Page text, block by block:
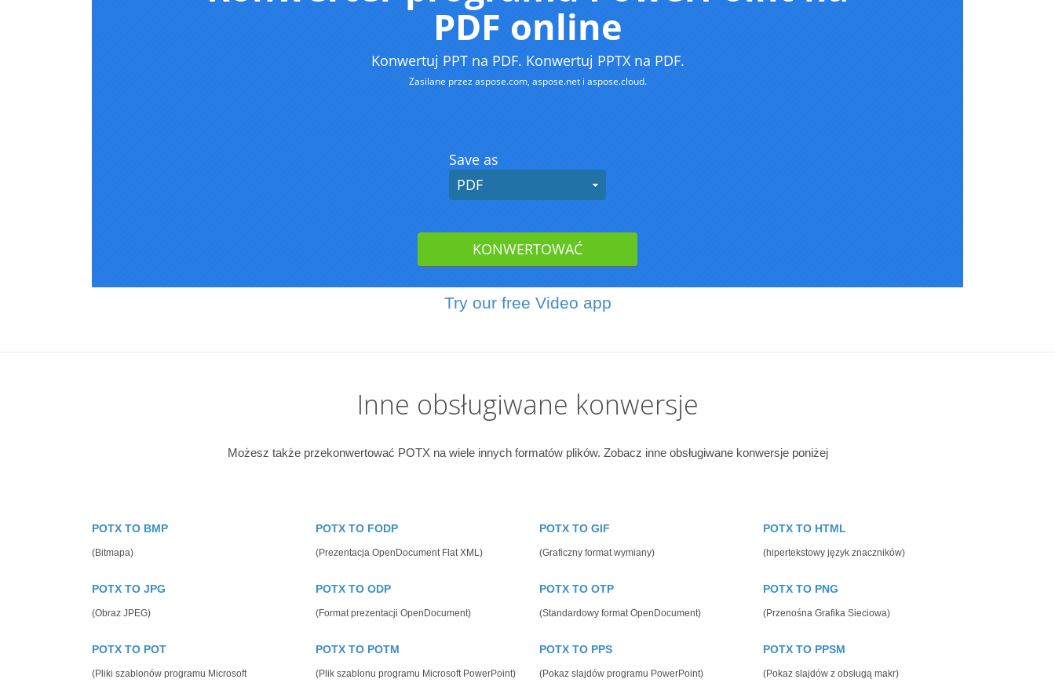
Try our free Video app
Inne obsługiwane konwersje
Możesz także przekonwertować POTX na wiele innych formatów plików. Zobacz inne obsługiwane konwersje poniżej
POTX TO BMP
(Bitmapa)
POTX TO FODP
(Prezentacja OpenDocument Flat XML)
POTX TO GIF
(Graficzny format wymiany)
POTX TO HTML
(hipertekstowy język znaczników)
POTX TO JPG
(Obraz JPEG)
POTX TO ODP
(Format prezentacji OpenDocument)
POTX TO OTP
(Standardowy format OpenDocument)
POTX TO PNG
(Przenośna Grafika Sieciowa)
POTX TO POT
(Pliki szablonów programu Microsoft
POTX TO POTM
(Plik szablonu programu Microsoft PowerPoint)
POTX TO PPS
(Pokaz slajdów programu PowerPoint)
POTX TO PPSM
(Pokaz slajdów z obsługą makr)